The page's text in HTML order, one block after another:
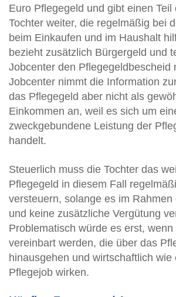
Euro Pflegegeld und gibt einen Teil
Tochter weiter, die regelmäßig bei
beim Einkaufen und im Haushalt
bezieht zusätzlich Bürgergeld und
Jobcenter den Pflegegeldbescheid
Jobcenter nimmt die Information
das Pflegegeld aber nicht als
Einkommen an, weil es sich um
zweckgebundene Leistung der
handelt.
Steuerlich muss die Tochter das
Pflegegeld in diesem Fall
versteuern, solange es im
und keine zusätzliche Vergütung
Problematisch würde es erst,
vereinbart werden, die über das
hinausgehen und wirtschaftlich wie
Pflegejob wirken.